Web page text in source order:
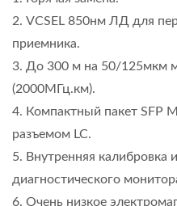
2. VCSEL 850нм ЛД для
приемника.
3. До 300 м на 50/125мкм
(2000МГц.км).
4. Компактный пакет SFP
разъемом LC.
5. Внутренняя калибровка
диагностического
6. Очень низкое